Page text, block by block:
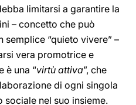
limitarsi a garantire la
– concetto che può
“quieto vivere” –
vera promotrice e
è una “virtù attiva”, che
di ogni singola
sociale nel suo insieme.